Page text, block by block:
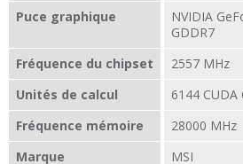
Puce graphique
NVIDIA
GDDR7
Fréquence du chipset
2557 MHz
Unités de calcul
6144 CUDA
Fréquence mémoire
28000 MHz
Marque
MSI